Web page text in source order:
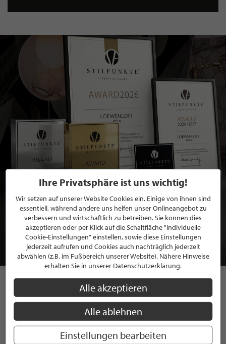
BEWERBEN SIE SICH FÜR EINE GRATIS
MITGLIEDSCHAFT BEI STILPUNKTE®
JETZT GRATIS BEWERBEN
STILPUNKTE AUF
INSTAGRAM
Ihre Privatsphäre ist uns wichtig!
Wir setzen auf unserer Website Cookies ein. Einige von ihnen sind
essentiell, während andere uns helfen unser Onlineangebot zu
verbessern und wirtschaftlich zu betreiben. Sie können dies
akzeptieren oder per Klick auf die Schaltfläche "Individuelle
Cookie-Einstellungen" einstellen, sowie diese Einstellungen
jederzeit aufrufen und Cookies auch nachträglich jederzeit
abwählen (z.B. im Fußbereich unserer Website). Nähere Hinweise
erhalten Sie in unserer Datenschutzerklärung.
Alle akzeptieren
Alle ablehnen
Einstellungen bearbeiten